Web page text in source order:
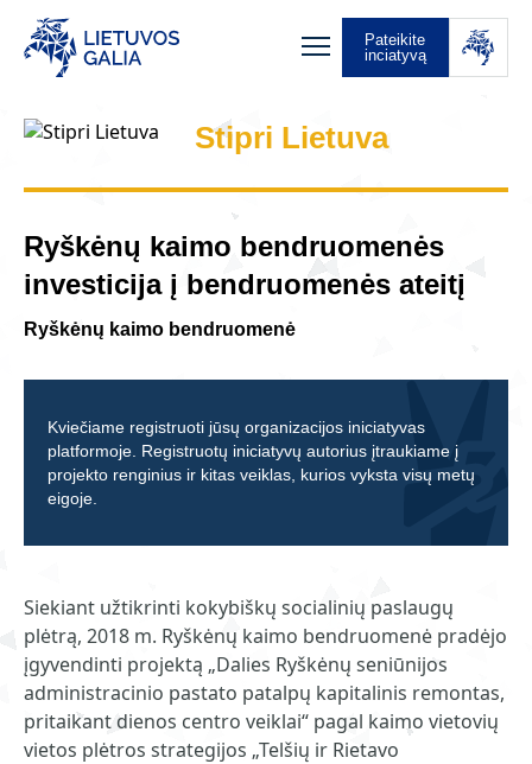
Pateikite
inciatyvą
Stipri Lietuva
Ryškėnų kaimo bendruomenės
investicija į bendruomenės ateitį
Ryškėnų kaimo bendruomenė
Kviečiame registruoti jūsų organizacijos iniciatyvas
platformoje. Registruotų iniciatyvų autorius įtraukiame į
projekto renginius ir kitas veiklas, kurios vyksta visų metų
eigoje.
Siekiant užtikrinti kokybiškų socialinių paslaugų
plėtrą, 2018 m. Ryškėnų kaimo bendruomenė pradėjo
įgyvendinti projektą „Dalies Ryškėnų seniūnijos
administracinio pastato patalpų kapitalinis remontas,
pritaikant dienos centro veiklai“ pagal kaimo vietovių
vietos plėtros strategijos „Telšių ir Rietavo